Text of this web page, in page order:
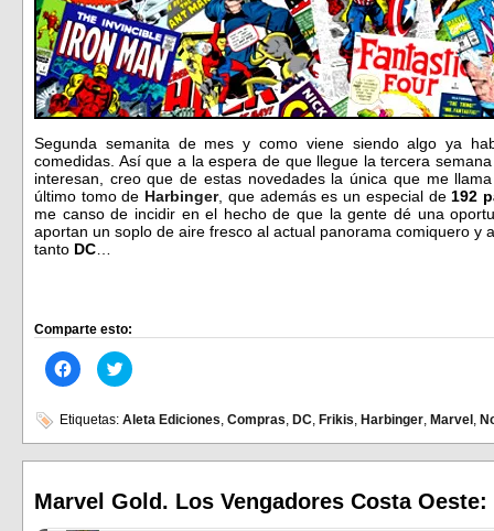
Segunda semanita de mes y como viene siendo algo ya
comedidas. Así que a la espera de que llegue la tercera
interesan, creo que de estas novedades la única que me
último tomo de Harbinger, que además es un especial de 192
me canso de incidir en el hecho de que la gente dé una
aportan un soplo de aire fresco al actual panorama comiquero y
tanto DC
Comparte esto:
Haz
clic
en
Facebook
(Se
abre
ventana
nueva)
Haz
clic
en
(Se
abre
ventana
nueva)
Etiquetas: Aleta Ediciones, Compras, DC, Frikis, Harbinger, Marvel ,
Marvel Gold. Los Vengadores Costa